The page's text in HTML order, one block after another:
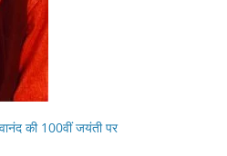
की 100वीं जयंती पर